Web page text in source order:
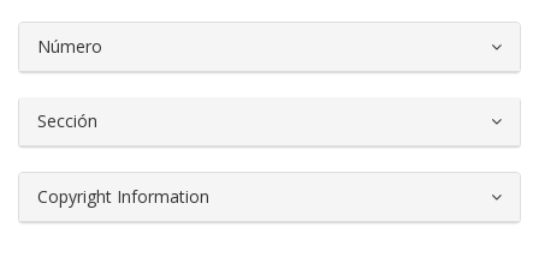
Número
Sección
Copyright Information